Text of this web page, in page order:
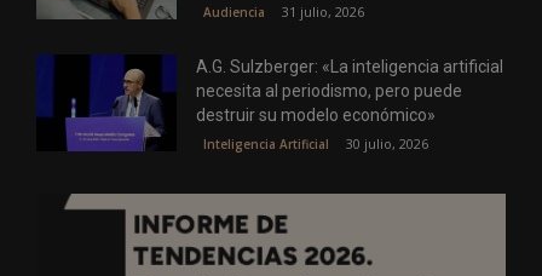
Audiencia 31 julio, 2026
A.G. Sulzberger: «La inteligencia artificial
necesita al periodismo, pero puede
destruir su modelo económico»
Inteligencia Artificial 30 julio, 2026